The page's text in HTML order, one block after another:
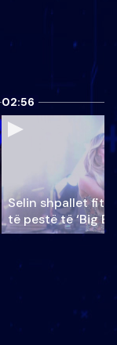
02:56
Selin shpallet
të pestë të ‘Big